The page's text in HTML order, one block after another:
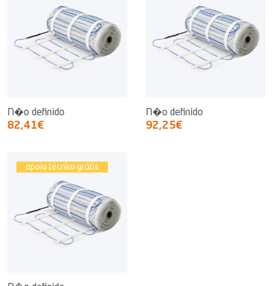
N�o definido
82,41€
N�o definido
92,25€
apoio técnico grátis